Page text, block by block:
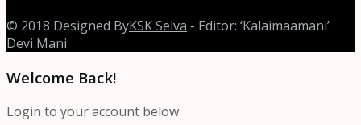
© 2018 Designed ByKSK Selva - Editor: ‘Kalaimaamani’
Devi Mani
Welcome Back!
Login to your account below